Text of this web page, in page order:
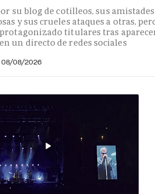
su blog de cotilleos, sus amistades
y sus crueles ataques a otras,
protagonizado titulares tras
un directo de redes sociales
08/08/2026